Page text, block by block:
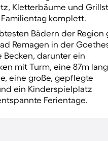
Kletterbäume und
komplett.
Bädern der Region
Remagen in der
Becken, darunter ein
mit Turm, eine 87m
eine große, gepflegte
ein Kinderspielplatz
Ferientage.